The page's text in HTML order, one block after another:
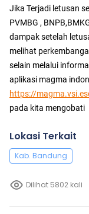
Jika Terjadi letusan
PVMBG ,
dampak setelah
melihat
selain melalui
aplikasi magma
https://
pada kita mengobati
Lokasi Terkait
Kab. Bandung
Dilihat 5802 kali